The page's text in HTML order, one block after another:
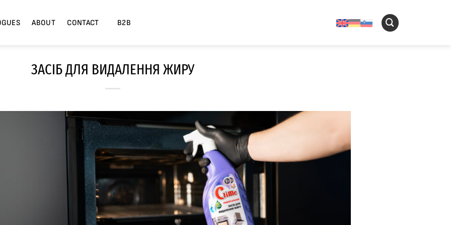
ABOUT CONTACT B2B
ЗАСІБ ДЛЯ ВИДАЛЕННЯ ЖИРУ